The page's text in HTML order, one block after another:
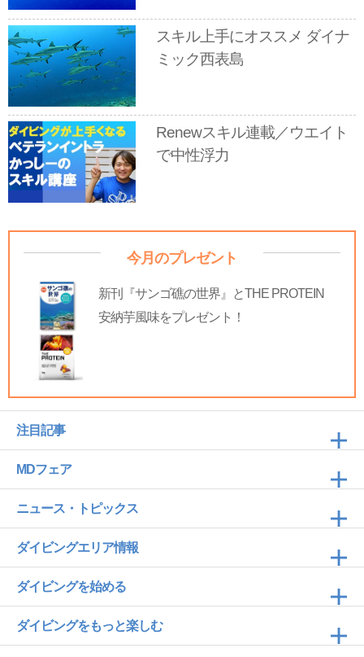
スキル上手にオススメ ダイナ
ミック西表島
Renewスキル連載／ウエイト
で中性浮力
今月のプレゼント
新刊『サンゴ礁の世界』とTHE PROTEIN
安納芋風味をプレゼント！
注目記事
MDフェア
ニュース・トピックス
ダイビングエリア情報
ダイビングを始める
ダイビングをもっと楽しむ